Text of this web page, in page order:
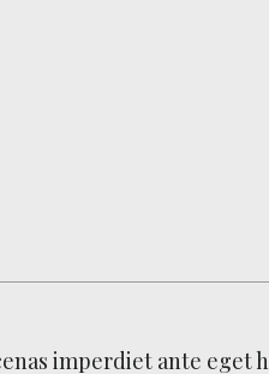
imperdiet ante